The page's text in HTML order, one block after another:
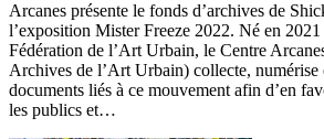
Arcanes présente le fonds d’archives de
l’exposition Mister Freeze 2022. Né en
Fédération de l’Art Urbain, le Centre
Archives de l’Art Urbain) collecte, numérise
documents liés à ce mouvement afin d’en
les publics et…